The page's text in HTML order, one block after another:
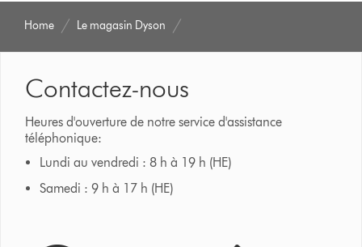
Home Le magasin Dyson
Contactez-nous
Heures d'ouverture de notre service d'assistance
téléphonique:
Lundi au vendredi : 8 h à 19 h (HE)
Samedi : 9 h à 17 h (HE)